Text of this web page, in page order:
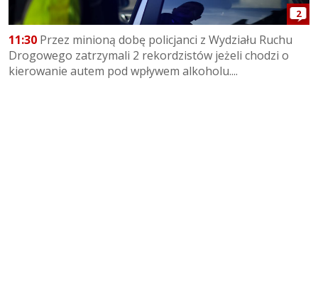
2
11:30 Przez minioną dobę policjanci z Wydziału Ruchu
Drogowego zatrzymali 2 rekordzistów jeżeli chodzi o
kierowanie autem pod wpływem alkoholu....